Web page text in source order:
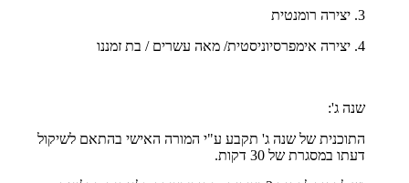
3. יצירה רומנטית
4. יצירה אימפרסיוניסטית/ מאה עשרים / בת זמננו
שנה ג':
התוכנית של שנה ג' תקבע ע"י המורה האישי בהתאם לשיקול
דעתו במסגרת של 30 דקות.